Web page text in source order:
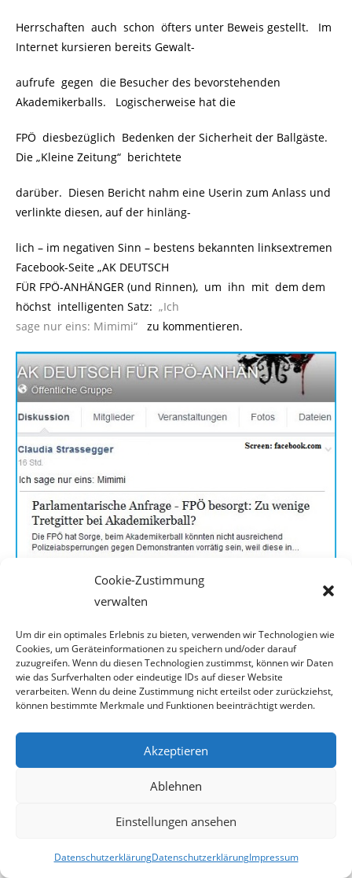
Cookie-Zustimmung
verwalten
Um dir ein optimales Erlebnis zu bieten, verwenden wir Technologien wie
Cookies, um Geräteinformationen zu speichern und/oder darauf
zuzugreifen. Wenn du diesen Technologien zustimmst, können wir Daten
wie das Surfverhalten oder eindeutige IDs auf dieser Website
verarbeiten. Wenn du deine Zustimmung nicht erteilst oder zurückziehst,
können bestimmte Merkmale und Funktionen beeinträchtigt werden.
Akzeptieren
Ablehnen
Einstellungen ansehen
DatenschutzerklärungDatenschutzerklärungImpressum
Herrschaften auch schon öfters unter Beweis gestellt. Im
Internet kursieren bereits Gewalt-
aufrufe gegen die Besucher des bevorstehenden
Akademikerballs. Logischerweise hat die
FPÖ diesbezüglich Bedenken der Sicherheit der Ballgäste.
Die „Kleine Zeitung“ berichtete
darüber. Diesen Bericht nahm eine Userin zum Anlass und
verlinkte diesen, auf der hinläng-
lich – im negativen Sinn – bestens bekannten linksextremen
Facebook-Seite „AK DEUTSCH
FÜR FPÖ-ANHÄNGER (und Rinnen), um ihn mit dem dem
höchst intelligenten Satz: „Ich
sage nur eins: Mimimi“
zu kommentieren.
Etliche andere linke User(innen) kommentierten ebenfalls
zum Posting, in meist gewohnter
Trykar und ist laut seinem Face-
book-Profil selbständiger Berufsfotograf, ließ es nicht
Ein paar Tretminen vor der Burg